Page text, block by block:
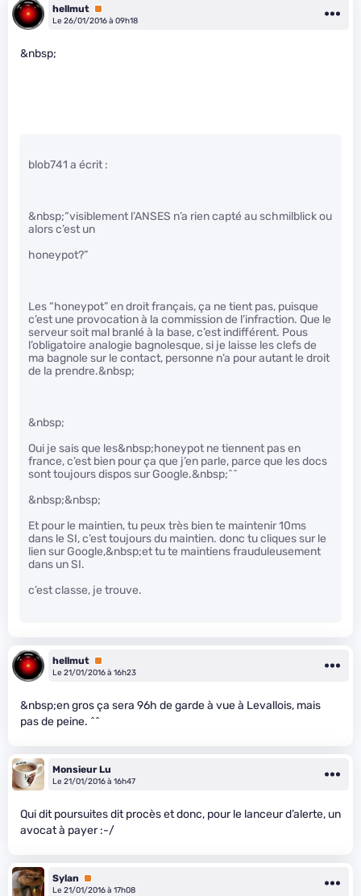
hellmut Premium
Le 26/01/2016 à 09h18
&nbsp;
blob741 a écrit :
&nbsp;“visiblement l’ANSES n’a rien capté au schmilblick ou
alors c’est un
honeypot?”
Les “honeypot” en droit français, ça ne tient pas, puisque
c’est une provocation à la commission de l’infraction. Que le
serveur soit mal branlé à la base, c’est indifférent. Pous
l’obligatoire analogie bagnolesque, si je laisse les clefs de
ma bagnole sur le contact, personne n’a pour autant le droit
de la prendre.&nbsp;
&nbsp;
Oui je sais que les&nbsp;honeypot ne tiennent pas en
france, c’est bien pour ça que j’en parle, parce que les docs
sont toujours dispos sur Google.&nbsp;^^
&nbsp;&nbsp;
Et pour le maintien, tu peux très bien te maintenir 10ms
dans le SI, c’est toujours du maintien. donc tu cliques sur le
lien sur Google,&nbsp;et tu te maintiens frauduleusement
dans un SI.
c’est classe, je trouve.
hellmut Premium
Le 21/01/2016 à 16h23
&nbsp;en gros ça sera 96h de garde à vue à Levallois, mais
pas de peine. ^^
Monsieur Lu
Le 21/01/2016 à 16h47
Qui dit poursuites dit procès et donc, pour le lanceur d’alerte, un
avocat à payer :-/
Sylan
Premium
Le 21/01/2016 à 17h08